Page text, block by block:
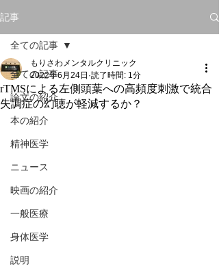
記事
全ての記事
論文の紹介
本の紹介
精神医学
ニュース
映画の紹介
一般医療
身体医学
説明
全ての記事
rTMSによる左側頭葉への高頻度刺激で統合
失調症の幻聴が軽減するか？
もりさわメンタルクリニック
2022年6月24日 読了時間: 1分